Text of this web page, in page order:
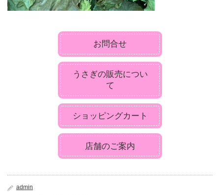
お問合せ
うさぎの販売につい
て
ショッピングカート
店舗のご案内
admin